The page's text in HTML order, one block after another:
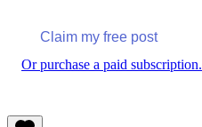
Claim my free post
Or purchase a paid subscription.